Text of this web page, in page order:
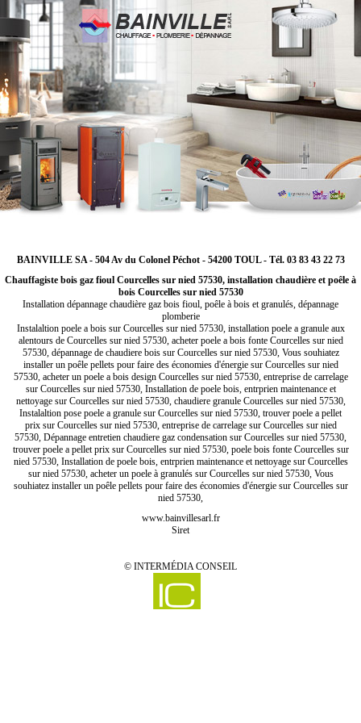
BAINVILLE SA - 504 Av du Colonel Péchot - 54200 TOUL - Tél. 03 83 43 22 73
Chauffagiste bois gaz fioul Courcelles sur nied 57530, installation chaudière et poêle à
bois Courcelles sur nied 57530
Installation dépannage chaudière gaz bois fioul, poêle à bois et granulés, dépannage
plomberie
Instalaltion poele a bois sur Courcelles sur nied 57530, installation poele a granule aux
alentours de Courcelles sur nied 57530, acheter poele a bois fonte Courcelles sur nied
57530, dépannage de chaudiere bois sur Courcelles sur nied 57530, Vous souhiatez
installer un poêle pellets pour faire des économies d'énergie sur Courcelles sur nied
57530, acheter un poele a bois design Courcelles sur nied 57530, entreprise de carrelage
sur Courcelles sur nied 57530, Installation de poele bois, entrprien maintenance et
nettoyage sur Courcelles sur nied 57530, chaudiere granule Courcelles sur nied 57530,
Instalaltion pose poele a granule sur Courcelles sur nied 57530, trouver poele a pellet
prix sur Courcelles sur nied 57530, entreprise de carrelage sur Courcelles sur nied
57530, Dépannage entretien chaudiere gaz condensation sur Courcelles sur nied 57530,
trouver poele a pellet prix sur Courcelles sur nied 57530, poele bois fonte Courcelles sur
nied 57530, Installation de poele bois, entrprien maintenance et nettoyage sur Courcelles
sur nied 57530, acheter un poele à granulés sur Courcelles sur nied 57530, Vous
souhiatez installer un poêle pellets pour faire des économies d'énergie sur Courcelles sur
nied 57530,
www.bainvillesarl.fr
Siret
© INTERMÉDIA CONSEIL